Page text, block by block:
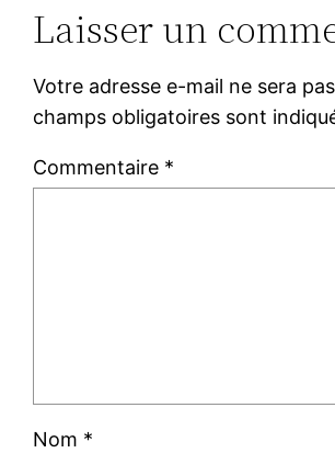
Laisser un
Votre adresse e-mail ne sera
champs obligatoires sont
Commentaire *
Nom *